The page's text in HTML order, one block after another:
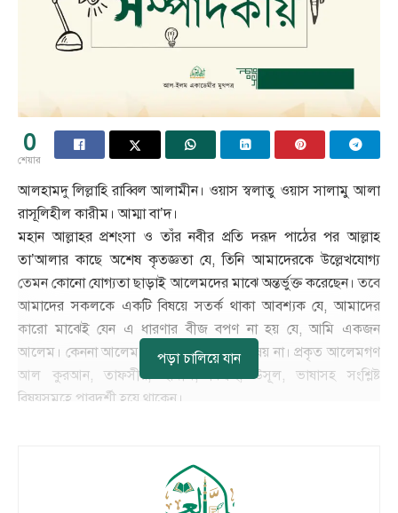
0
শেয়ার
আলহামদু লিল্লাহি রাব্বিল আলামীন। ওয়াস স্বলাতু ওয়াস সালামু আলা
রাসূলিহীল কারীম। আম্মা বা’দ।
মহান আল্লাহর প্রশংসা ও তাঁর নবীর প্রতি দরূদ পাঠের পর আল্লাহ
তা’আলার কাছে অশেষ কৃতজ্ঞতা যে, তিনি আমাদেরকে উল্লেখযোগ্য
তেমন কোনো যোগ্যতা ছাড়াই আলেমদের মাঝে অন্তর্ভুক্ত করেছেন। তবে
আমাদের সকলকে একটি বিষয়ে সতর্ক থাকা আবশ্যক যে, আমাদের
কারো মাঝেই যেন এ ধারণার বীজ বপণ না হয় যে, আমি একজন
আলেম। কেননা আলেম হওয়া সাধারণ কোন বিষয় না। প্রকৃত আলেমগণ
আল কুরআন, তাফসীর, হাদীস, ফিক্বহ, উসূল, ভাষাসহ সংশ্লিষ্ট
বিষয়সমূহে পারদর্শী হয়ে থাকেন।
পড়া চালিয়ে যান